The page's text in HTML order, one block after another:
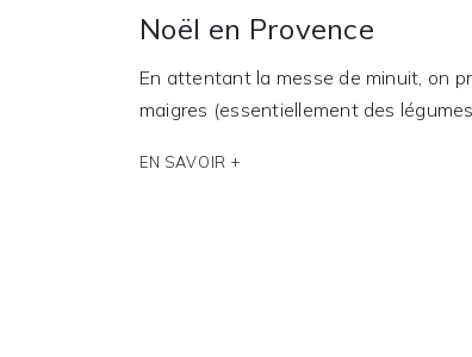
Noël en Provence
En attentant la messe de minuit, on
maigres (essentiellement des
EN SAVOIR +